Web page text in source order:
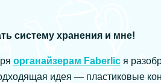
систему хранения и мне!
органайзерам Faberlicя
идея — пластиковые